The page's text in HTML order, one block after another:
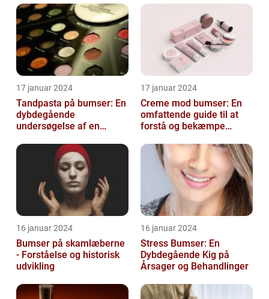
17 januar 2024
Tandpasta på bumser: En
dybdegående
undersøgelse af en
skønhedsanbefaling
17 januar 2024
Creme mod bumser: En
omfattende guide til at
forstå og bekæmpe
16 januar 2024
Bumser på skamlæberne
- Forståelse og historisk
udvikling
16 januar 2024
Stress Bumser: En
Dybdegående Kig på
Årsager og Behandlinger